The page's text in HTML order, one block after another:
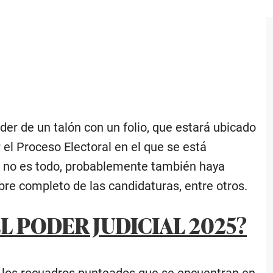
de un talón con un folio, que estará ubicado
Proceso Electoral en el que se está
es todo, probablemente también haya
completo de las candidaturas, entre otros.
PODER JUDICIAL 2025?